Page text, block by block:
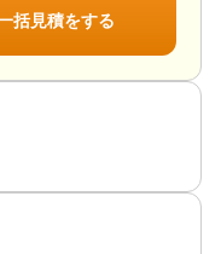
括見積をする